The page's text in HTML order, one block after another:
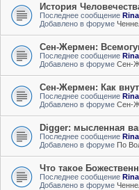
История
Последнее сообщение Rina
Добавлено в форуме
Сен-Жермен:
Последнее сообщение Rina
Добавлено в форуме Сен-
Сен-Жермен: Как
Последнее сообщение Rina
Добавлено в форуме Сен-
Digger: мысленная
Последнее сообщение Rina
Добавлено в форуме По
Что такое
Последнее сообщение Rina
Добавлено в форуме